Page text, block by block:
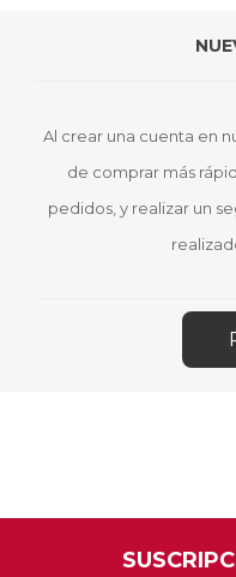
Al crear una cuenta en
de comprar más
pedidos, y realizar un